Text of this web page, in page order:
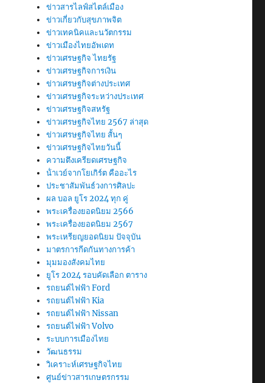
ข่าวสารไลฟ์สไตล์เมือง
ข่าวเกี่ยวกับสุขภาพจิต
ข่าวเทคนิคและนวัตกรรม
ข่าวเมืองไทยอัพเดท
ข่าวเศรษฐกิจ ไทยรัฐ
ข่าวเศรษฐกิจการเงิน
ข่าวเศรษฐกิจต่างประเทศ
ข่าวเศรษฐกิจระหว่างประเทศ
ข่าวเศรษฐกิจสหรัฐ
ข่าวเศรษฐกิจไทย 2567 ล่าสุด
ข่าวเศรษฐกิจไทย สั้นๆ
ข่าวเศรษฐกิจไทยวันนี้
ความตึงเครียดเศรษฐกิจ
น้ําเวย์จากโยเกิร์ต คืออะไร
ประชาสัมพันธ์วงการศิลปะ
ผล บอล ยูโร 2024 ทุก คู่
พระเครื่องยอดนิยม 2566
พระเครื่องยอดนิยม 2567
พระเหรียญยอดนิยม ปัจจุบัน
มาตรการกีดกันทางการค้า
มุมมองสังคมไทย
ยูโร 2024 รอบคัดเลือก ตาราง
รถยนต์ไฟฟ้า Ford
รถยนต์ไฟฟ้า Kia
รถยนต์ไฟฟ้า Nissan
รถยนต์ไฟฟ้า Volvo
ระบบการเมืองไทย
วัฒนธรรม
วิเคราะห์เศรษฐกิจไทย
ศูนย์ข่าวสารเกษตรกรรม